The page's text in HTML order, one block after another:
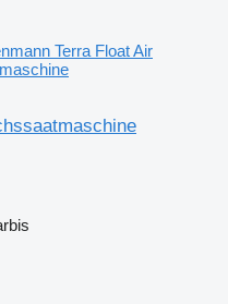
Terra Float Air